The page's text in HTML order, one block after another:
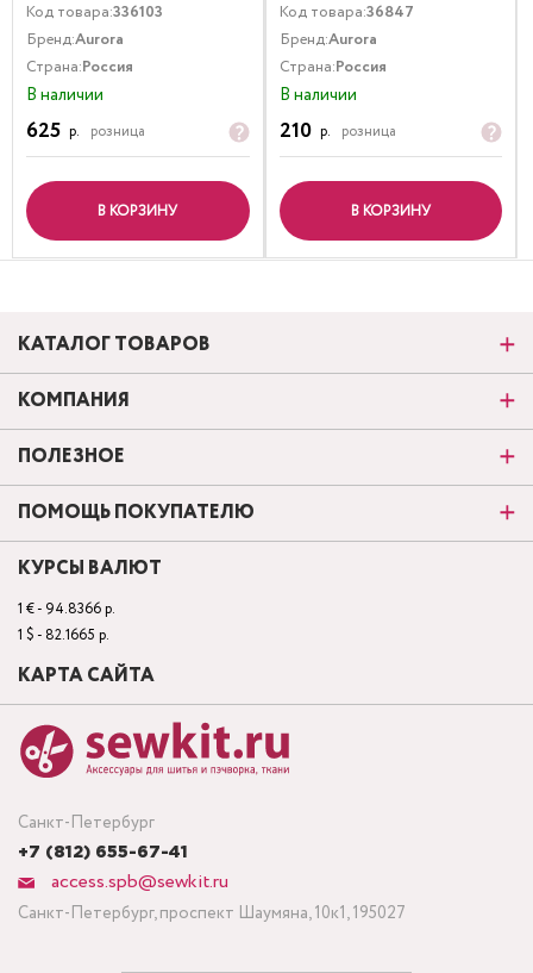
Код товара:336103
Бренд:Aurora
Страна:Россия
В наличии
625 р. розница
В КОРЗИНУ
Код товара:36847
Бренд:Aurora
Страна:Россия
В наличии
210 р. розница
В КОРЗИНУ
Санкт-Петербург
+7 (812) 655-67-41
access.spb@sewkit.ru
Санкт-Петербург, проспект Шаумяна, 10к1, 195027
КАТАЛОГ ТОВАРОВ
КОМПАНИЯ
ПОЛЕЗНОЕ
ПОМОЩЬ ПОКУПАТЕЛЮ
КУРСЫ ВАЛЮТ
1 € - 94.8366 р.
1 $ - 82.1665 р.
КАРТА САЙТА